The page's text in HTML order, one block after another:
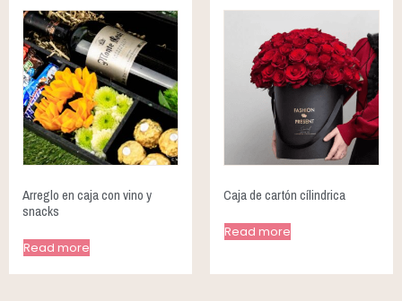
Arreglo en caja con vino y
snacks
Read more
Caja de cartón cílindrica
Read more